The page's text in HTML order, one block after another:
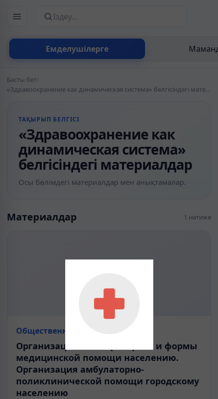
Емделушілерге
Сайттан іздеу
Басты бет/
«Здравоохранение как динамическая система» белгісіндегі материалдар
ТАҚЫРЫП БЕЛГІСІ
«Здравоохранение как
динамическая система»
белгісіндегі материалдар
Осы бөлімдегі материалдар мен анықтамалар.
Материалдар 1 нәтиже
Общественное здравоохранение
Организационные принципы и формы
медицинской помощи населению.
Организация амбулаторно-
поликлинической помощи городскому
населению